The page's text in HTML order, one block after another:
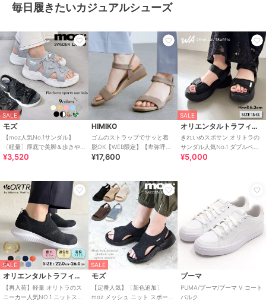
毎日履きたいカジュアルシューズ
SALE
モズ
【moz人気No.1サンダル】
〔軽量〕厚底で美脚＆歩きや
すい！疲れにくいフィット感
¥3,520
HIMIKO
ゴムのストラップでサッと着
脱OK【WEB限定】【卑弥呼
26SS】ゴムストラップサンダ
¥17,600
SALE
オリエンタルトラフィック
きれいめスポサン オリトラの
サンダル人気No.1 ダブルベル
ト スポーツサンダル /42207
¥5,000
SALE
オリエンタルトラフィック
【再入荷】軽量 オリトラのス
ニーカー人気NO.1 ニットスニ
SALE
モズ
【定番人気】〔新色追加〕
moz メッシュ ニット スポーツ
プーマ
PUMA/プーマ/プーマ V コート
バルク